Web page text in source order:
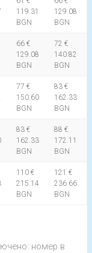
119.31
BGN
129.08
BGN
66 €
129.08
BGN
72 €
140.82
BGN
77 €
150.60
BGN
83 €
162.33
BGN
83 €
162.33
BGN
88 €
172.11
BGN
110 €
215.14
BGN
121 €
236.66
BGN
номер в